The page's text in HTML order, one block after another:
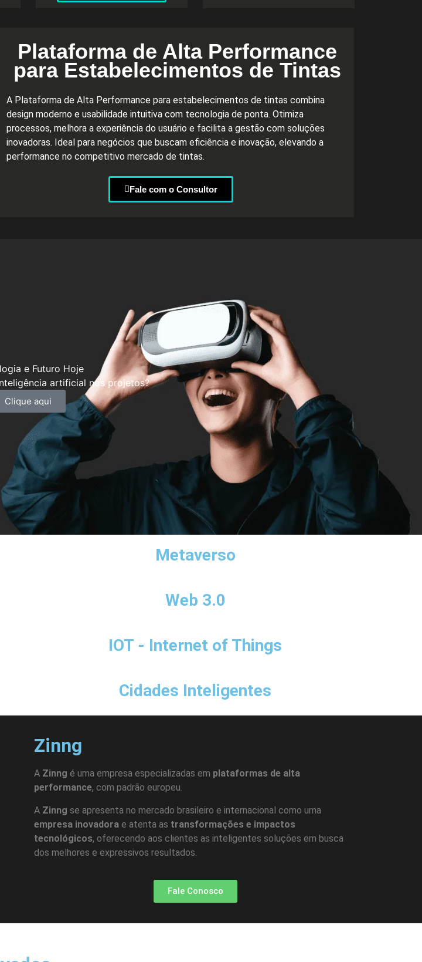
Plataforma de Alta Performance
para Estabelecimentos de Tintas
A Plataforma de Alta Performance para estabelecimentos de tintas combina
design moderno e usabilidade intuitiva com tecnologia de ponta. Otimiza
processos, melhora a experiência do usuário e facilita a gestão com soluções
inovadoras. Ideal para negócios que buscam eficiência e inovação, elevando a
performance no competitivo mercado de tintas.
Fale com o Consultor
e Futuro Hoje
artificial nos projetos?
Clique aqui
Metaverso
Web 3.0
IOT - Internet of Things
Cidades Inteligentes
Zinng
A Zinng é uma empresa especializadas em plataformas de alta
performance, com padrão europeu.
A Zinng se apresenta no mercado brasileiro e internacional como uma
empresa inovadora e atenta as transformações e impactos
tecnológicos, oferecendo aos clientes as inteligentes soluções em busca
dos melhores e expressivos resultados.
Fale Conosco